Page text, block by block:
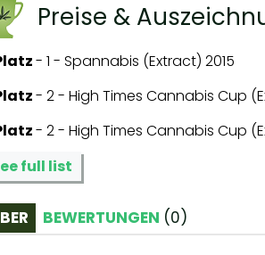
Preise &
- 1 - Spannabis (Extract) 2015
- 2 - High Times Cannabis Cup
- 2 - High Times Cannabis Cup
full list
BEWERTUNGEN (0)